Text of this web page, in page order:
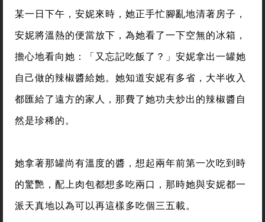
某一日下午，安妮來時，她正手忙腳亂地清著房子，
安妮將溫熱的便當放下，為她看了一下空無的冰箱，
擔心地看向她：「又忘記吃飯了？」安妮拿出一罐她
自己做的辣椒醬給她。她知道安妮有多省，大半收入
都匯給了遠方的家人，那費了她功夫炒出的辣椒醬自
然是珍稀的。
她拿著那罐尚有溫度的醬，想起兩年前第一次吃到時
的驚艷，配上肉包都想多吃兩口，那時她與安妮都一
派天真地以為可以再這樣多吃個三五載。